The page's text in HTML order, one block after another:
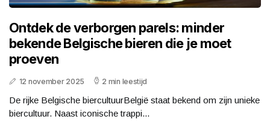
Ontdek de verborgen parels: minder
bekende Belgische bieren die je moet
proeven
12 november 2025 2 min leestijd
De rijke Belgische biercultuurBelgië staat bekend om zijn unieke
biercultuur. Naast iconische trappi...